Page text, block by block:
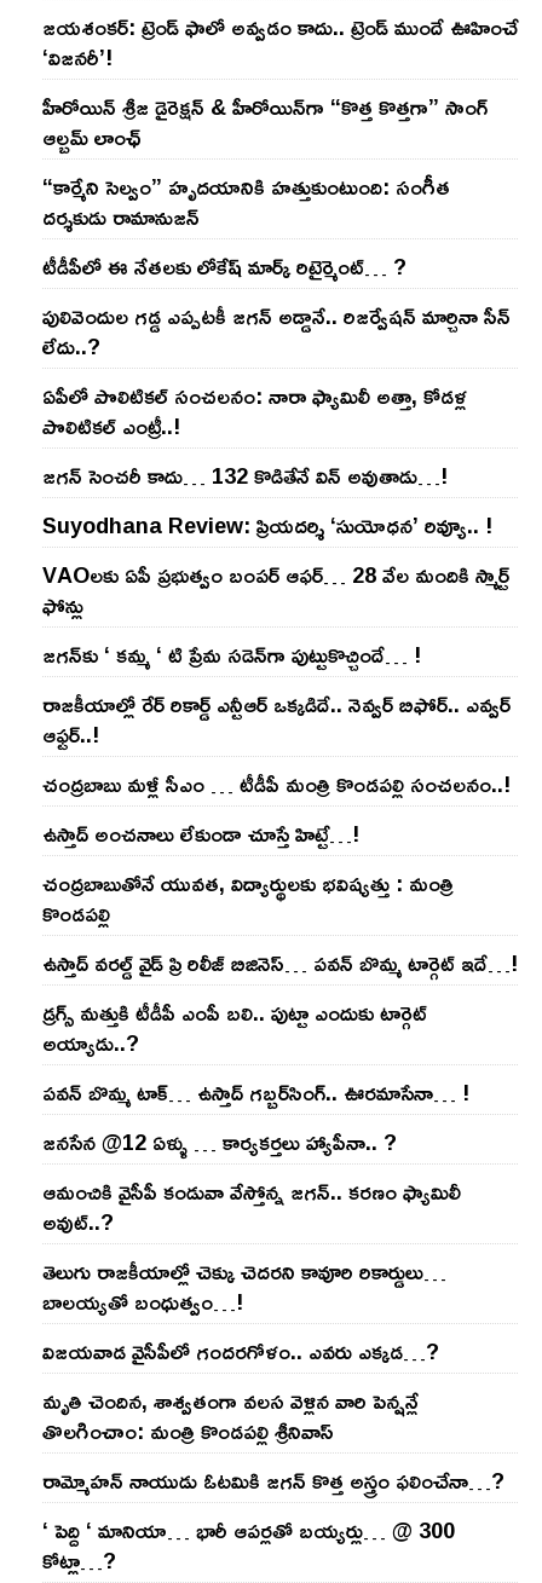
జయశంకర్: ట్రెండ్‌ ఫాలో అవ్వడం కాదు.. ట్రెండ్‌ ముందే ఊహించే
‘విజనరీ’!
హీరోయిన్ శ్రీజ డైరెక్ష‌న్ & హీరోయిన్‌గా “కొత్త కొత్తగా” సాంగ్
ఆల్బమ్ లాంఛ్
“కార్మేని సెల్వం” హృదయానికి హత్తుకుంటుంది: సంగీత
దర్శకుడు రామానుజన్
టీడీపీలో ఈ నేత‌ల‌కు లోకేష్ మార్క్ రిటైర్మెంట్‌… ?
పులివెందుల గ‌డ్డ ఎప్ప‌ట‌కీ జ‌గ‌న్ అడ్డానే.. రిజ‌ర్వేష‌న్ మార్చినా సీన్
లేదు..?
ఏపీలో పొలిటిక‌ల్ సంచ‌ల‌నం: నారా ఫ్యామిలీ అత్తా, కోడ‌ళ్ల
పొలిటికల్ ఎంట్రీ..!
జ‌గ‌న్ సెంచ‌రీ కాదు… 132 కొడితేనే విన్ అవుతాడు…!
Suyodhana Review: ప్రియదర్శి ‘సుయోధన’ రివ్యూ.. !
VAOల‌కు ఏపీ ప్ర‌భుత్వం బంప‌ర్ ఆఫ‌ర్‌… 28 వేల మందికి స్మార్ట్
ఫోన్లు
జ‌గ‌న్‌కు ‘ క‌మ్మ ‘ టి ప్రేమ స‌డెన్‌గా పుట్టుకొచ్చిందే… !
రాజ‌కీయాల్లో రేర్ రికార్డ్ ఎన్టీఆర్ ఒక్క‌డిదే.. నెవ్వ‌ర్ బిఫోర్‌.. ఎవ్వ‌ర్
ఆఫ్ట‌ర్‌..!
చంద్ర‌బాబు మ‌ళ్లీ సీఎం … టీడీపీ మంత్రి కొండ‌ప‌ల్లి సంచ‌ల‌నం..!
ఉస్తాద్ అంచ‌నాలు లేకుండా చూస్తే హిట్టే…!
చంద్ర‌బాబుతోనే యువ‌త‌, విద్యార్థుల‌కు భ‌విష్య‌త్తు : మంత్రి
కొండ‌ప‌ల్లి
ఉస్తాద్ వ‌ర‌ల్డ్ వైడ్ ప్రి రిలీజ్ బిజినెస్‌… ప‌వ‌న్ బొమ్మ టార్గెట్ ఇదే…!
డ్రగ్స్ మత్తుకి టీడీపీ ఎంపీ బలి.. పుట్టా ఎందుకు టార్గెట్
అయ్యాడు..?
ప‌వ‌న్ బొమ్మ టాక్‌… ఉస్తాద్ గ‌బ్బ‌ర్‌సింగ్‌.. ఊర‌మాసేనా… !
జనసేన @12 ఏళ్ళు … కార్యకర్తలు హ్యాపీనా.. ?
ఆమంచికి వైసీపీ కండువా వేస్తోన్న జ‌గ‌న్‌.. క‌ర‌ణం ఫ్యామిలీ
అవుట్‌..?
తెలుగు రాజ‌కీయాల్లో చెక్కు చెద‌ర‌ని కావూరి రికార్డులు…
బాల‌య్యతో బంధుత్వం…!
విజ‌య‌వాడ వైసీపీలో గంద‌ర‌గోళం.. ఎవ‌రు ఎక్క‌డ‌…?
మృతి చెందిన, శాశ్వతంగా వలస వెళ్లిన వారి పెన్ష‌న్లే
తొల‌గించాం: మంత్రి కొండపల్లి శ్రీనివాస్
రామ్మోహ‌న్ నాయుడు ఓట‌మికి జ‌గ‌న్ కొత్త అస్త్రం ఫ‌లించేనా…?
‘ పెద్ది ‘ మానియా… భారీ ఆప‌ర్ల‌తో బ‌య్య‌ర్లు… @ 300
కోట్లా…?